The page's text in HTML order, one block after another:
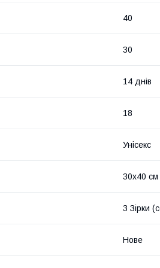
40
30
14 днів
18
Унісекс
30х40 см
3 Зірки
Нове